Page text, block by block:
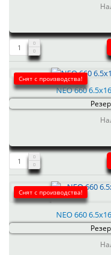
Снят с производства!
NEO 660
Снят с производства!
NEO 660